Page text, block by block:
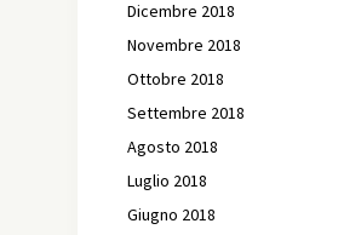
Dicembre 2018
Novembre 2018
Ottobre 2018
Settembre 2018
Agosto 2018
Luglio 2018
Giugno 2018